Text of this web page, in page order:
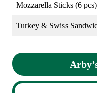
Mozzarella Sticks (6 pcs)
Turkey & Swiss